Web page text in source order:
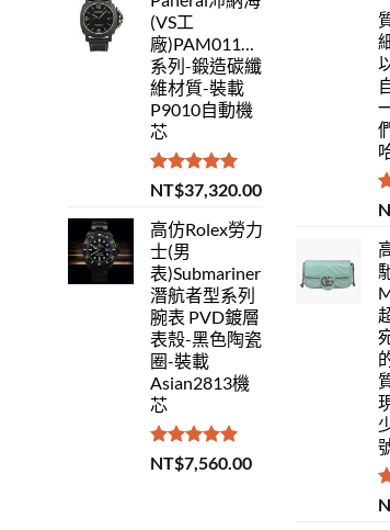
(VS工
廠)PAM01118Luminor
系列-鍛造碳纖
維材質-裝載
P9010自動機
芯
評分5.00
滿分 5
NT$37,320.00
高仿Rolex勞力
士(男
表)Submariner
潛航者型系列
腕表 PVD鍍層
表殼-黑色陶瓷
圈-裝載
Asian2813機
芯
評分 5.00
滿分 5
NT$7,560.00